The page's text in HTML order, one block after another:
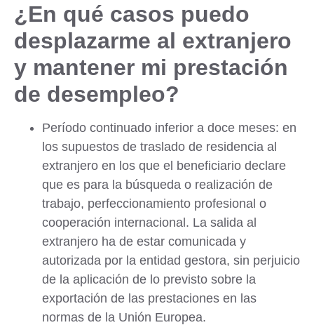
¿En qué casos puedo
desplazarme al extranjero
y mantener mi prestación
de desempleo?
Período continuado inferior a doce meses: en
los supuestos de traslado de residencia al
extranjero en los que el beneficiario declare
que es para la búsqueda o realización de
trabajo, perfeccionamiento profesional o
cooperación internacional. La salida al
extranjero ha de estar comunicada y
autorizada por la entidad gestora, sin perjuicio
de la aplicación de lo previsto sobre la
exportación de las prestaciones en las
normas de la Unión Europea.